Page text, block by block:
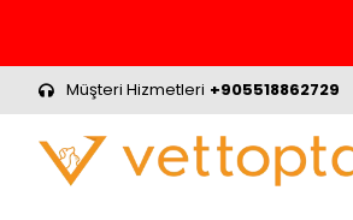
Müşteri Hizmetleri +905518862729